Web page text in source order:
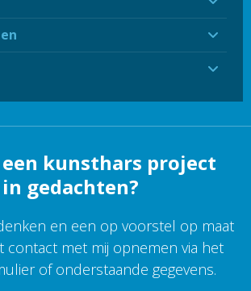
kunsthars project
in gedachten?
en een op voorstel op maat
contact met mij opnemen via het
of onderstaande gegevens.